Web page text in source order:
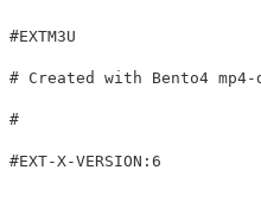
#EXTM3U
# Created with Bento4 mp4-
#
#EXT-X-VERSION:6